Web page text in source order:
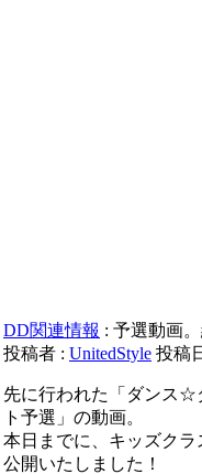
DD関連情報 : 予選動画
投稿者 : UnitedStyle 投稿
先に行われた「ダンス☆
ト予選」の動画。
本日までに、キッズク
公開いたしました！